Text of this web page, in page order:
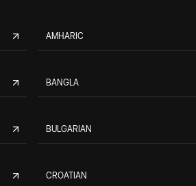
AMHARIC
BANGLA
BULGARIAN
CROATIAN